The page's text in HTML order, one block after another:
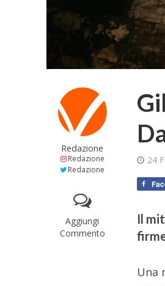
Redazione
Redazione
Redazione
Aggiungi
Commento
24
Il
Una